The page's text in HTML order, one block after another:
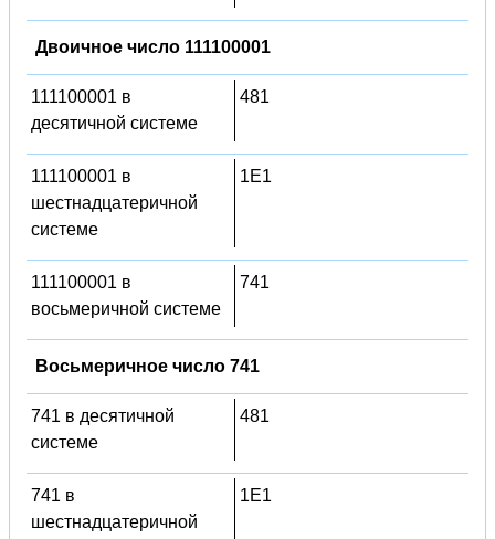
Двоичное число 111100001
111100001 в
десятичной системе
481
111100001 в
шестнадцатеричной
системе
1E1
111100001 в
восьмеричной системе
741
Восьмеричное число 741
741 в десятичной
системе
481
741 в
шестнадцатеричной
1E1